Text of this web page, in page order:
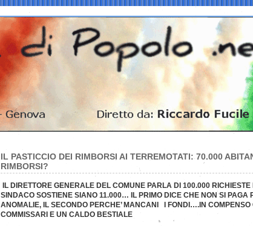
IL PASTICCIO DEI RIMBORSI AI TERREMOTATI: 70.000
RIMBORSI?
IL DIRETTORE GENERALE DEL COMUNE PARLA DI 100.000 RICHIESTE
SINDACO SOSTIENE SIANO 11.000… IL PRIMO DICE CHE NON SI PAGA
ANOMALIE, IL SECONDO PERCHE’ MANCANI I FONDI….IN COMPENSO
COMMISSARI E UN CALDO BESTIALE